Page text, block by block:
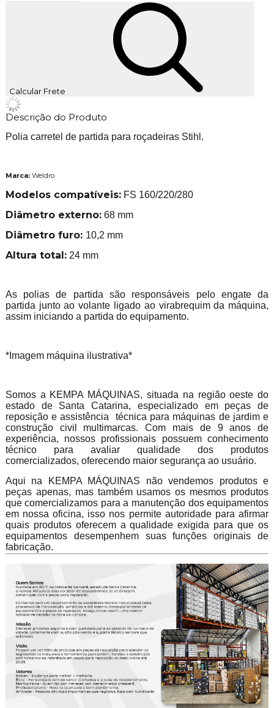
Calcular Frete
Descrição do Produto
Polia carretel de partida para roçadeiras Stihl.
Marca:Weldro
Modelos compatíveis:FS 160/220/280
Diâmetro externo:68 mm
Diâmetro furo: 10,2 mm
Altura total:24 mm
As polias de partida são responsáveis pelo engate da
partida junto ao volante ligado ao virabrequim da máquina,
assim iniciando a partida do equipamento.
*Imagem máquina ilustrativa*
Somos a KEMPA MÁQUINAS, situada na região oeste do
estado de Santa Catarina, especializado em peças de
reposição e assistência técnica para máquinas de jardim e
construção civil multimarcas. Com mais de 9 anos de
experiência, nossos profissionais possuem conhecimento
técnico para avaliar qualidade dos produtos
comercializados, oferecendo maior segurança ao usuário.
Aqui na KEMPA MÁQUINAS não vendemos produtos e
peças apenas, mas também usamos os mesmos produtos
que comercializamos para a manutenção dos equipamentos
em nossa oficina, isso nos permite autoridade para afirmar
quais produtos oferecem a qualidade exigida para que os
equipamentos desempenhem suas funções originais de
fabricação.